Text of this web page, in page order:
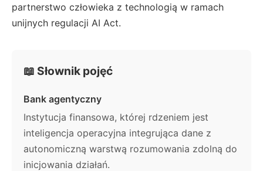
partnerstwo człowieka z technologią w ramach
unijnych regulacji AI Act.
📖 Słownik pojęć
Bank agentyczny
Instytucja finansowa, której rdzeniem jest
inteligencja operacyjna integrująca dane z
autonomiczną warstwą rozumowania zdolną do
inicjowania działań.